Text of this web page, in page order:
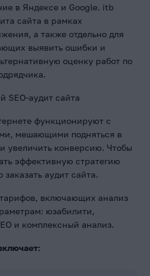
в Яндексе и Google. itb
сайта в рамках
а также отдельно для
выявить ошибки и
оценку работ по
SEO-аудит сайта
функционируют с
мешающими подняться в
увеличить конверсию. Чтобы
эффективную стратегию
аудит сайта.
включающих анализ
юзабилити,
и комплексный анализ.